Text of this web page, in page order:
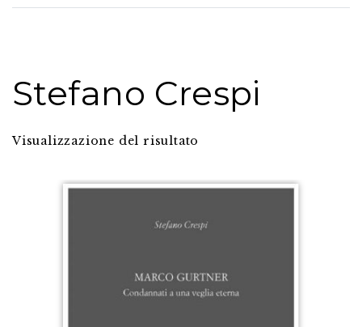
Stefano Crespi
Visualizzazione del risultato